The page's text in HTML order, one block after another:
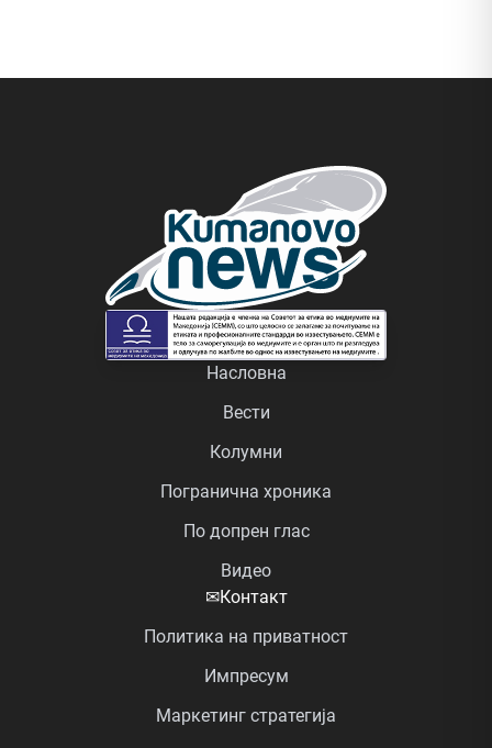
Насловна
Вести
Колумни
Погранична хроника
По допрен глас
Видео
✉Контакт
Политика на приватност
Импресум
Маркетинг стратегија